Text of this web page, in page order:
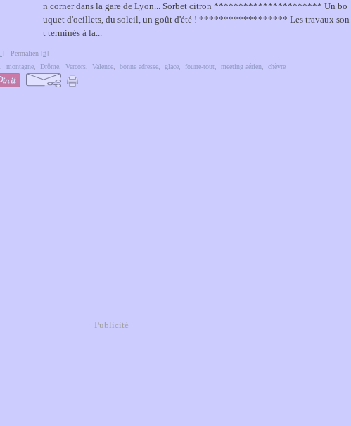
n corner dans la gare de Lyon... Sorbet citron ********************** Un bo
uquet d'oeillets, du soleil, un goût d'été ! ****************** Les travaux son
t terminés à la...
] - Permalien [#]
montagne Drôme Vercors Valence bonne adresse glace fourre-tout meeting aérien chèvre
Publicité